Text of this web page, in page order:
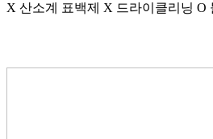
X 산소계 표백제 X 드라이클리닝 O